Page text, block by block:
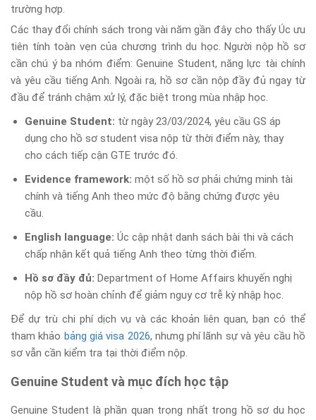
trường hợp.
Các thay đổi chính sách trong vài năm gần đây cho thấy Úc ưu
tiên tính toàn vẹn của chương trình du học. Người nộp hồ sơ
cần chú ý ba nhóm điểm: Genuine Student, năng lực tài chính
và yêu cầu tiếng Anh. Ngoài ra, hồ sơ cần nộp đầy đủ ngay từ
đầu để tránh chậm xử lý, đặc biệt trong mùa nhập học.
Genuine Student: từ ngày 23/03/2024, yêu cầu GS áp
dụng cho hồ sơ student visa nộp từ thời điểm này, thay
cho cách tiếp cận GTE trước đó.
Evidence framework: một số hồ sơ phải chứng minh tài
chính và tiếng Anh theo mức độ bằng chứng được yêu
cầu.
English language: Úc cập nhật danh sách bài thi và cách
chấp nhận kết quả tiếng Anh theo từng thời điểm.
Hồ sơ đầy đủ: Department of Home Affairs khuyến nghị
nộp hồ sơ hoàn chỉnh để giảm nguy cơ trễ kỳ nhập học.
Để dự trù chi phí dịch vụ và các khoản liên quan, bạn có thể
tham khảo bảng giá visa 2026, nhưng phí lãnh sự và yêu cầu hồ
sơ vẫn cần kiểm tra tại thời điểm nộp.
Genuine Student và mục đích học tập
Genuine Student là phần quan trọng nhất trong hồ sơ du học